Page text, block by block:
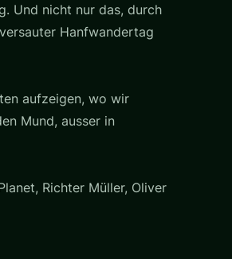
Und nicht nur das, durch
Hanfwandertag
aufzeigen, wo wir
Mund, ausser in
Richter Müller, Oliver